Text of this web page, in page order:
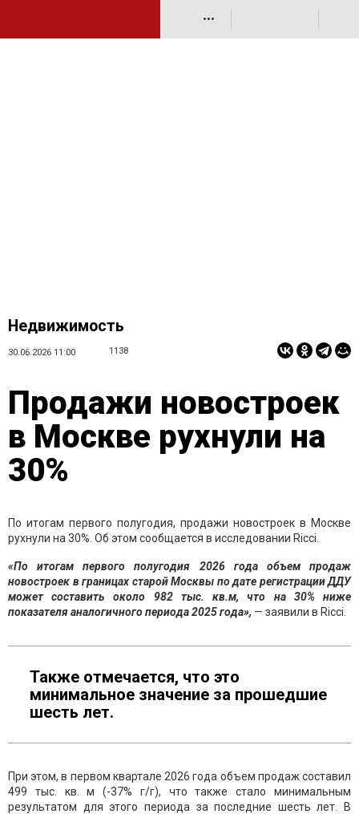
•••
Недвижимость
30.06.2026 11:00 1138
Продажи новостроек
в Москве рухнули на
30%
По итогам первого полугодия, продажи новостроек в Москве
рухнули на 30%. Об этом сообщается в исследовании Ricci.
«По итогам первого полугодия 2026 года объем продаж
новостроек в границах старой Москвы по дате регистрации ДДУ
может составить около 982 тыс. кв.м, что на 30% ниже
показателя аналогичного периода 2025 года», — заявили в Ricci.
Также отмечается, что это
минимальное значение за прошедшие
шесть лет.
При этом, в первом квартале 2026 года объем продаж составил
499 тыс. кв. м (-37% г/г), что также стало минимальным
результатом для этого периода за последние шесть лет. В